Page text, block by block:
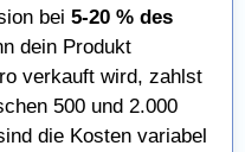
bei 5-20 % des
dein Produkt
verkauft wird, zahlst
500 und 2.000
die Kosten variabel